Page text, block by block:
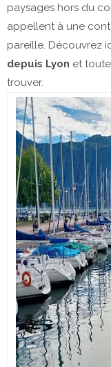
paysages hors du
appellent à une
pareille. Découvrez
depuis Lyon et
trouver.